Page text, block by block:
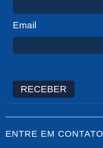
Email
RECEBER
ENTRE EM CONTATO